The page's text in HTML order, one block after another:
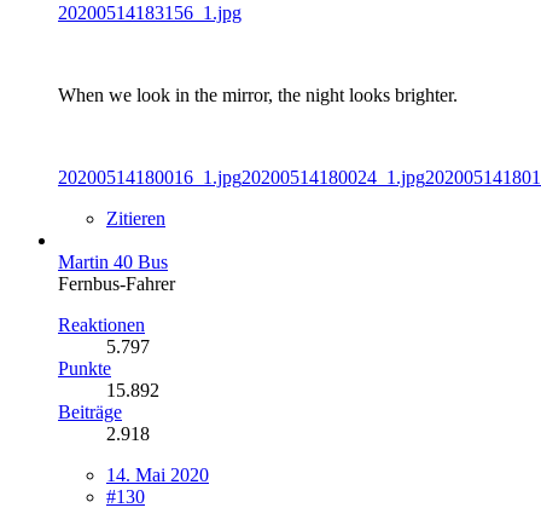
20200514183156_1.jpg
When we look in the mirror, the night looks brighter.
20200514180016_1.jpg20200514180024_1.jpg
Zitieren
Martin 40 Bus
Fernbus-Fahrer
Reaktionen
5.797
Punkte
15.892
Beiträge
2.918
14. Mai 2020
#130